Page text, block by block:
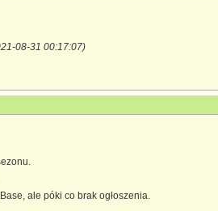
08-31 00:17:07)
ale póki co brak ogłoszenia.